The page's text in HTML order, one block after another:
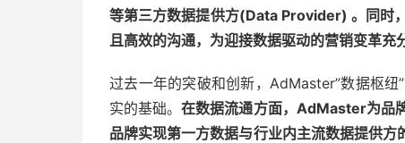
等第三方数据提供方(Data Provider) 。同时
且高效的沟通，为迎接数据驱动的营销变革充
过去一年的突破和创新，AdMaster”数据枢
实的基础。在数据流通方面，AdMaster为品
品牌实现第一方数据与行业内主流数据提供